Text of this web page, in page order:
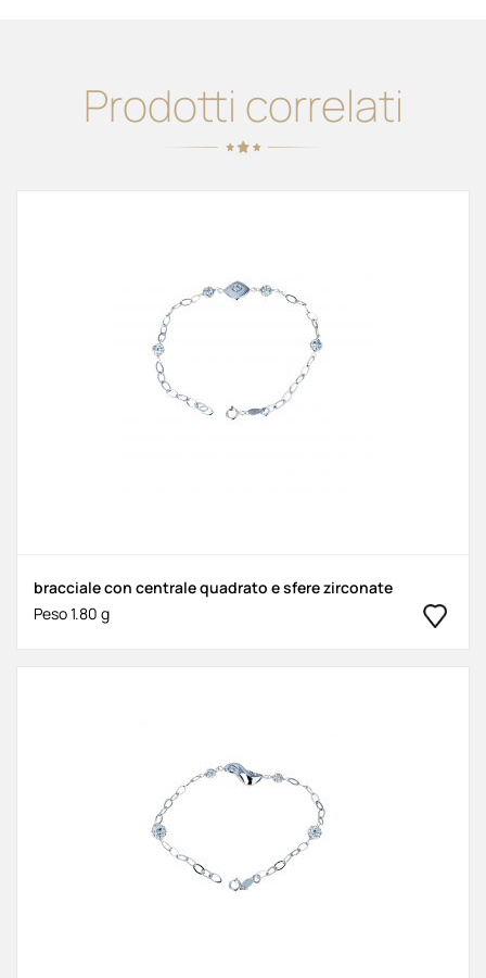
Prodotti correlati
bracciale con centrale quadrato e sfere zirconate
Peso 1.80 g